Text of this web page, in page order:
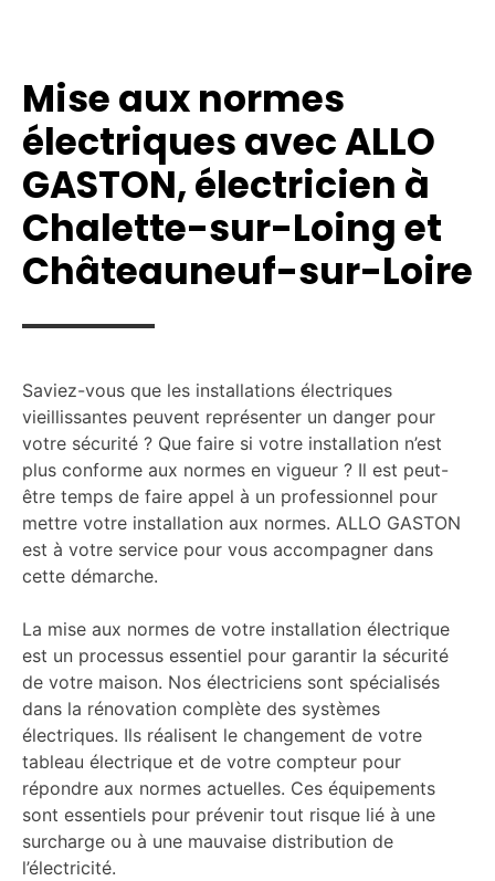
Mise aux normes
électriques avec ALLO
GASTON, électricien à
Chalette-sur-Loing et
Châteauneuf-sur-Loire
Saviez-vous que les installations électriques
vieillissantes peuvent représenter un danger pour
votre sécurité ? Que faire si votre installation n’est
plus conforme aux normes en vigueur ? Il est peut-
être temps de faire appel à un professionnel pour
mettre votre installation aux normes. ALLO GASTON
est à votre service pour vous accompagner dans
cette démarche.
La mise aux normes de votre installation électrique
est un processus essentiel pour garantir la sécurité
de votre maison. Nos électriciens sont spécialisés
dans la rénovation complète des systèmes
électriques. Ils réalisent le changement de votre
tableau électrique et de votre compteur pour
répondre aux normes actuelles. Ces équipements
sont essentiels pour prévenir tout risque lié à une
surcharge ou à une mauvaise distribution de
l’électricité.